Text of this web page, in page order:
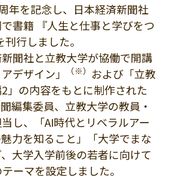
年を記念し、日本経済新聞社
書籍 『人生と仕事と学びをつ
行しました。
聞社と立教大学が協働で開講
デザイン」
（※） および「立教
」の内容をもとに制作された
編集委員、立教大学の教員・
し、「AI時代とリベラルアー
力を知ること」「大学でまな
大学入学前後の若者に向けて
ーマを設定しました。